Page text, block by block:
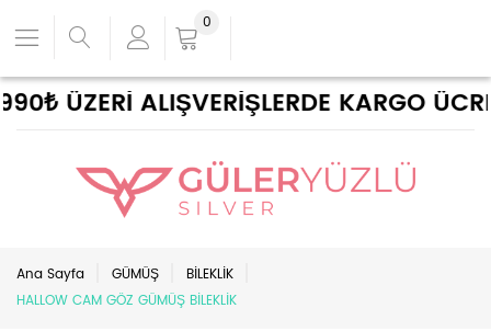
ÜZERİ ALIŞVERİŞLERDE KARGO
0
Ana Sayfa GÜMÜŞ
BİLEKLİK
HALLOW CAM GÖZ GÜMÜŞ BİLEKLİK